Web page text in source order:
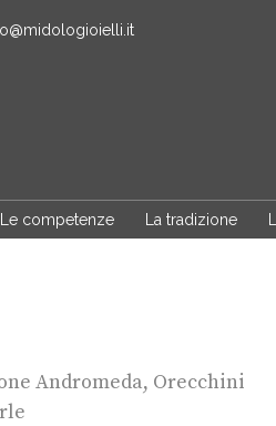
Le competenze La tradizione
Andromeda, Orecchini